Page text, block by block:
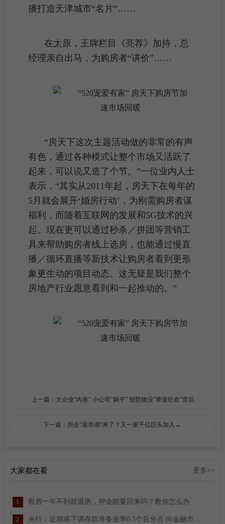
播打造天津城市“名片”……
在太原，王牌栏目《亮荐》加持，总
经理亲自出马，为购房者“讲价”……
“房天下这次主题活动做的非常的有声
有色，通过各种模式让整个市场又活跃了
起来，可以说又造了个节。”一位业内人士
表示，“其实从2011年起，房天下在每年的
5月就会展开‘婚房行动’，为 刚需购房者谋
福利，而随着互联网的发展和5G技术的兴
起。现在更可以通过秒杀／拼团等营销工
具来帮助购房者线上选房 ，也能通过慢直
播／循环直播等新技术让购房者看到更形
象更生动的项目动态。这无疑是我们整个
房地产行业愿意看到和一起推动的。”
上一篇：大企业“内卷” 小公司“躺平” 智慧物业“赛道狂欢”背后
下一篇：房企“退市潮”来了？又一家千亿巨头加入→
大家都在看 更多>>
1 租房一年不到就退房，押金能要回来吗？教你怎么办
2 央行：近期将下调存款准备金率0.5个百分点 向金融市场提供长期流动性约1万亿元